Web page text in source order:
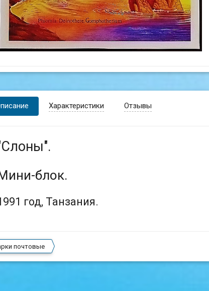
Характеристики Отзывы
блок.
год, Танзания.
почтовые